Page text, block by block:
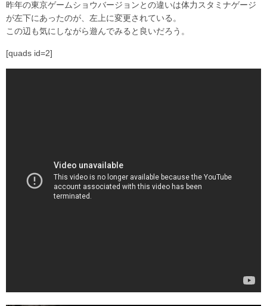
昨年の東京ゲームショウバージョンとの違いは体力スタミナゲージ
が左下にあったのが、左上に変更されている。
この辺も気にしながら遊んでみると良いだろう。
[quads id=2]